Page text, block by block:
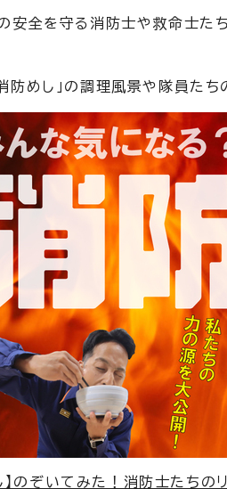
安全を守る消防士や救命士た
防めし」の調理風景や隊員たち
】のぞいてみた！消防士たちの